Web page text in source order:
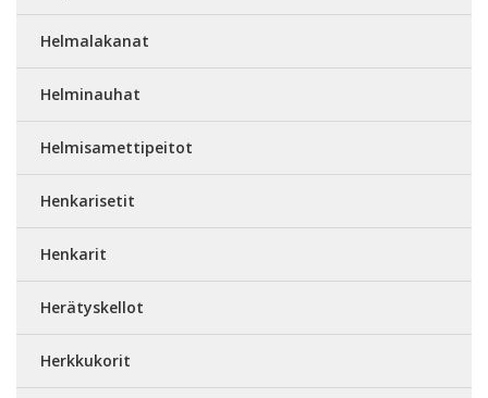
Helmalakanat
Helminauhat
Helmisamettipeitot
Henkarisetit
Henkarit
Herätyskellot
Herkkukorit